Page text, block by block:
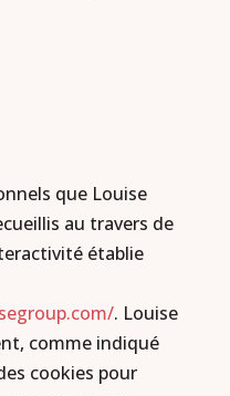
que Louise
au travers de
établie
. Louise
comme indiqué
cookies pour